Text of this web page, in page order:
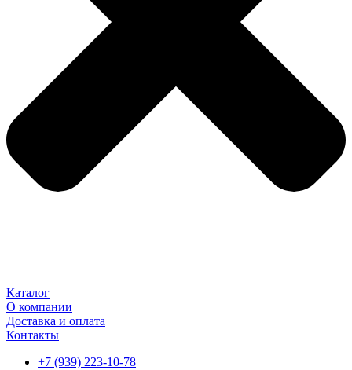
Каталог
О компании
Доставка и оплата
Контакты
+7 (939) 223-10-78